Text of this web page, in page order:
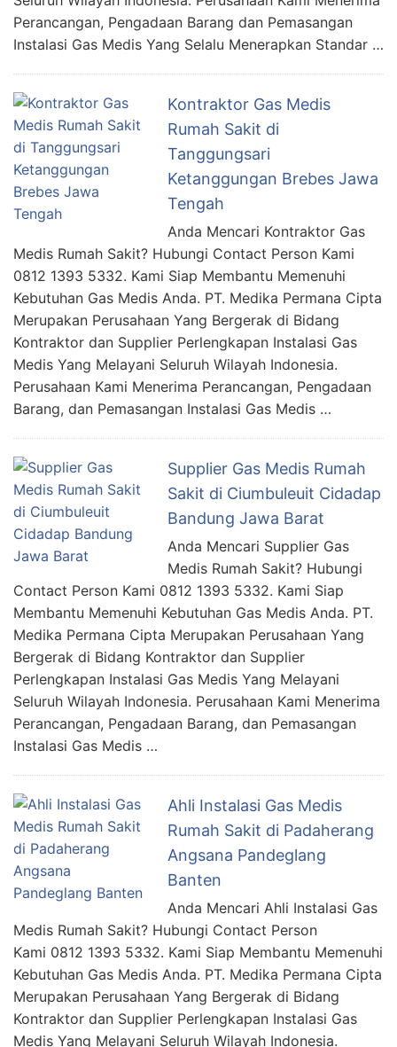
Perancangan, Pengadaan Barang dan Pemasangan
Instalasi Gas Medis Yang Selalu Menerapkan Standar …
Kontraktor Gas Medis
Rumah Sakit di
Tanggungsari
Ketanggungan Brebes Jawa
Tengah
Anda Mencari Kontraktor Gas
Medis Rumah Sakit? Hubungi Contact Person Kami
0812 1393 5332. Kami Siap Membantu Memenuhi
Kebutuhan Gas Medis Anda. PT. Medika Permana Cipta
Merupakan Perusahaan Yang Bergerak di Bidang
Kontraktor dan Supplier Perlengkapan Instalasi Gas
Medis Yang Melayani Seluruh Wilayah Indonesia.
Perusahaan Kami Menerima Perancangan, Pengadaan
Barang, dan Pemasangan Instalasi Gas Medis …
Supplier Gas Medis Rumah
Sakit di Ciumbuleuit Cidadap
Bandung Jawa Barat
Anda Mencari Supplier Gas
Medis Rumah Sakit? Hubungi
Contact Person Kami 0812 1393 5332. Kami Siap
Membantu Memenuhi Kebutuhan Gas Medis Anda. PT.
Medika Permana Cipta Merupakan Perusahaan Yang
Bergerak di Bidang Kontraktor dan Supplier
Perlengkapan Instalasi Gas Medis Yang Melayani
Seluruh Wilayah Indonesia. Perusahaan Kami Menerima
Perancangan, Pengadaan Barang, dan Pemasangan
Instalasi Gas Medis …
Ahli Instalasi Gas Medis
Rumah Sakit di Padaherang
Angsana Pandeglang
Banten
Anda Mencari Ahli Instalasi Gas
Medis Rumah Sakit? Hubungi Contact Person
Kami 0812 1393 5332. Kami Siap Membantu Memenuhi
Kebutuhan Gas Medis Anda. PT. Medika Permana Cipta
Merupakan Perusahaan Yang Bergerak di Bidang
Kontraktor dan Supplier Perlengkapan Instalasi Gas
Medis Yang Melayani Seluruh Wilayah Indonesia.